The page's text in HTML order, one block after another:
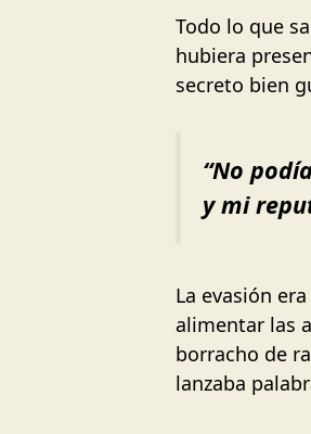
Todo lo que
hubiera
secreto bien
“No
y mi
La evasión
alimentar las
borracho de
lanzaba